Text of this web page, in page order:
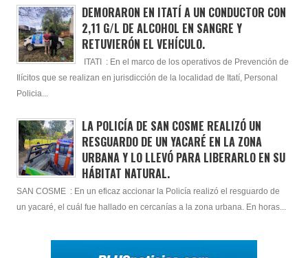
DEMORARON EN ITATÍ A UN CONDUCTOR CON
2,11 G/L DE ALCOHOL EN SANGRE Y
RETUVIERÓN EL VEHÍCULO.
ITATI : En el marco de los operativos de Prevención de
Ilícitos que se realizan en jurisdicción de la localidad de Itatí, Personal
Policia...
LA POLICÍA DE SAN COSME REALIZÓ UN
RESGUARDO DE UN YACARÉ EN LA ZONA
URBANA Y LO LLEVÓ PARA LIBERARLO EN SU
HÁBITAT NATURAL.
SAN COSME : En un eficaz accionar la Policía realizó el resguardo de
un yacaré, el cuál fue hallado en cercanías a la zona urbana. En horas...